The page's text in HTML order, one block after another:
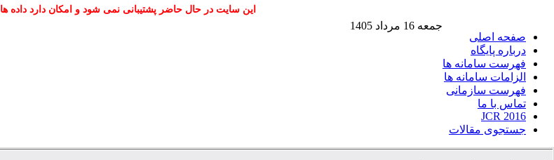
این سایت در حال حاضر پشتیبانی نمی شود و امکان دارد داده
صفحه اصلی
درباره پایگاه
فهرست سامانه ها
الزامات سامانه ها
فهرست سازمانی
تماس با ما
JCR 2016
جستجوی مقالات
جمعه 16 مرداد 1405